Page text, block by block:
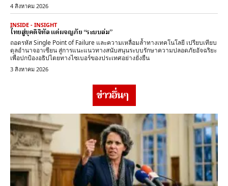
4 สิงหาคม 2026
INSIDE - INSIGHT
ไทยสู่ยุคดิจิทัล แต่ผจญภัย “ระบบล่ม”
ถอดรหัส Single Point of Failure และความเหลื่อมล้ำทางเทคโนโลยี เปรียบเทียบ
ดุลอำนาจอาเซียน สู่การแนะแนวทางสนับสนุนระบบรักษาความปลอดภัยอัจฉริยะ
เพื่อปกป้องอธิปไตยทางไซเบอร์ของประเทศอย่างยั่งยืน
3 สิงหาคม 2026
ข่าวอื่นๆ